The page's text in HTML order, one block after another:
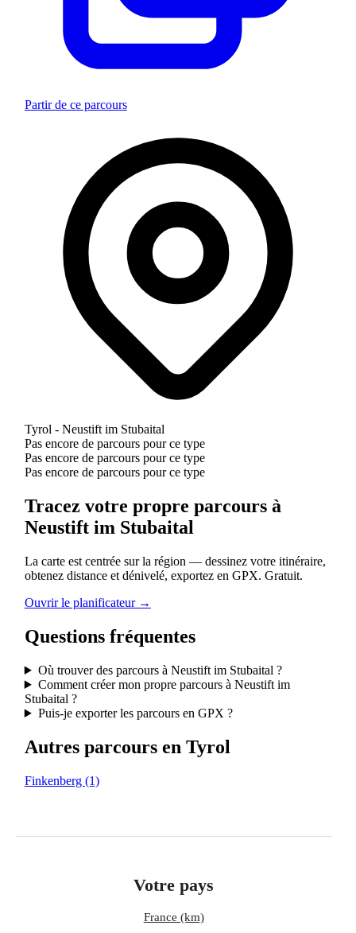
Partir de ce parcours
Tyrol - Neustift im Stubaital
Pas encore de parcours pour ce type
Pas encore de parcours pour ce type
Pas encore de parcours pour ce type
Tracez votre propre parcours à
Neustift im Stubaital
La carte est centrée sur la région — dessinez votre itinéraire,
obtenez distance et dénivelé, exportez en GPX. Gratuit.
Ouvrir le planificateur →
Questions fréquentes
Où trouver des parcours à Neustift im Stubaital ?
Comment créer mon propre parcours à Neustift im
Stubaital ?
Puis-je exporter les parcours en GPX ?
Autres parcours en Tyrol
Finkenberg (1)
Votre pays
France (km)